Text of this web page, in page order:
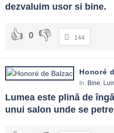
dezvaluim usor si bine.
0 144
Honoré
In: Bine,
Lumea este plină de
unui salon unde se